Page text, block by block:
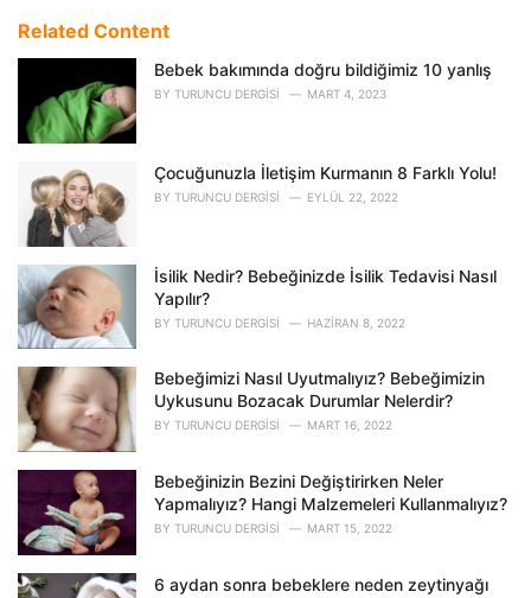
e
Related Content
Bebek bakımında doğru bildiğimiz 10 yanlış
BY TURUNCU DERGISI MART 4, 2023
Çocuğunuzla İletişim Kurmanın 8 Farklı Yolu!
BY TURUNCU DERGISI EYLÜL 22, 2022
İsilik Nedir? Bebeğinizde İsilik Tedavisi Nasıl
Yapılır?
BY TURUNCU DERGISI HAZIRAN 8, 2022
Bebeğimizi Nasıl Uyutmalıyız? Bebeğimizin
Uykusunu Bozacak Durumlar Nelerdir?
BY TURUNCU DERGISI MART 16, 2022
Bebeğinizin Bezini Değiştirirken Neler
Yapmalıyız? Hangi Malzemeleri Kullanmalıyız?
BY TURUNCU DERGISI MART 15, 2022
6 aydan sonra bebeklere neden zeytinyağı